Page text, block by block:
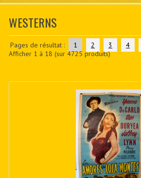
MON COPTE
PDF BOOKS
WESTERNS
Pages de résultat : 1 2 3 4
Afficher 1 à 18 (sur 4725 produits)